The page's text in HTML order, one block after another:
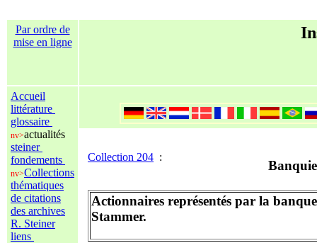
Par ordre de
mise en ligne
Accueil
littérature
glossaire
nv>actualités
steiner
fondements
nv>Collections
thématiques
de citations
des archives
R. Steiner
liens
Collection 204 :
Actionnaires représentés par la banque
Stammer.